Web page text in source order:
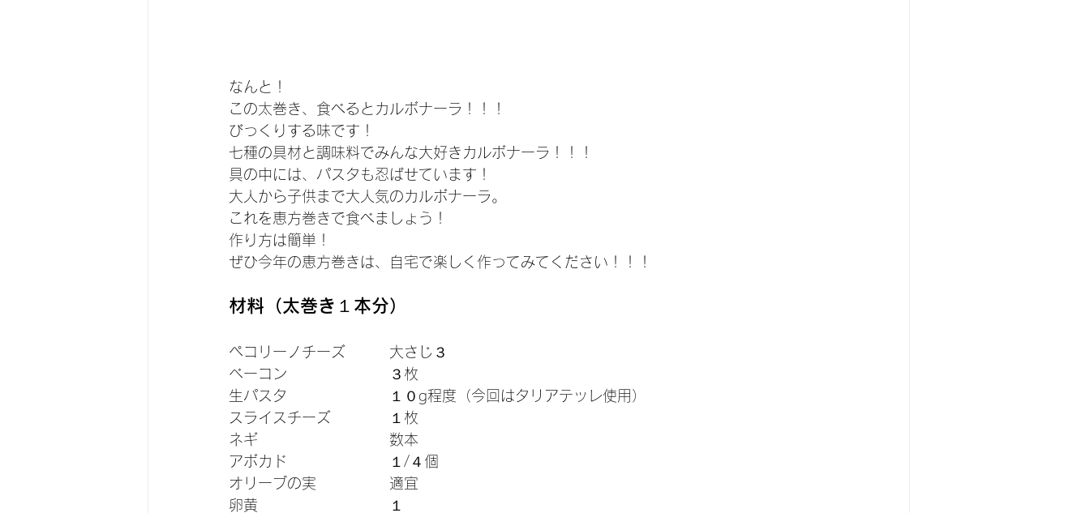
なんと！
この太巻き、食べるとカルボナーラ！！！
びっくりする味です！
七種の具材と調味料でみんな大好きカルボナーラ！！！
具の中には、パスタも忍ばせています！
大人から子供まで大人気のカルボナーラ。
これを恵方巻きで食べましょう！
作り方は簡単！
ぜひ今年の恵方巻きは、自宅で楽しく作ってみてください！！！
材料（太巻き１本分）
ペコリーノチーズ　　　大さじ３
ベーコン　　　　　　　３枚
生パスタ　　　　　　　１０g程度（今回はタリアテッレ使用）
スライスチーズ　　　　１枚
ネギ　　　　　　　　　数本
アボカド　　　　　　　１/４個
オリーブの実　　　　　適宜
卵黄　　　　　　　　　１